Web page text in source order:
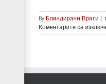
By Блиндирани Врати |
Коментарите са